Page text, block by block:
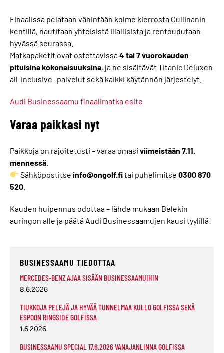
Finaalissa pelataan vähintään kolme kierrosta Cullinanin
kentillä, nautitaan yhteisistä illallisista ja rentoudutaan
hyvässä seurassa.
Matkapaketit ovat ostettavissa4 tai 7 vuorokauden
pituisina kokonaisuuksina, ja ne sisältävät Titanic Deluxen
all-inclusive -palvelut sekä kaikki käytännön järjestelyt.
Audi Businessaamu finaalimatka esite
Varaa paikkasi nyt
Paikkoja on rajoitetusti – varaa omasi viimeistään 7.11.
mennessä
Sähköpostitseinfo@ongolf.fitai puhelimitse0300 870
520
Kauden huipennus odottaa – lähde mukaan Belekin
auringon alle ja päätä Audi Businessaamujen kausi tyylillä!
BUSINESSAAMU TIEDOTTAA
MERCEDES-BENZ AJAA SISÄÄN BUSINESSAAMUIHIN
8.6.2026
TIUKKOJA PELEJÄ JA HYVÄÄ TUNNELMAA KULLO GOLFISSA SEKÄ
ESPOON RINGSIDE GOLFISSA
1.6.2026
BUSINESSAAMU SPECIAL 17.6.2026 VANAJANLINNA GOLFISSA